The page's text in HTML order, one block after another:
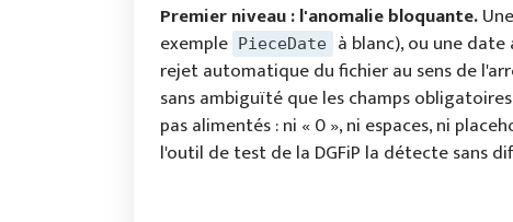
Premier niveau : l'anomalie bloquante.
exemple PieceDate
à blanc), ou une
rejet automatique du fichier au sens de
sans ambiguïté que les champs
pas alimentés : ni « 0 », ni espaces, ni
l'outil de test de la DGFiP la détecte sans